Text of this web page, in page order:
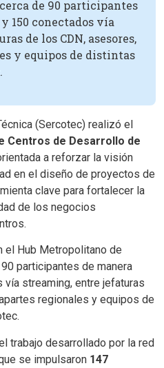
de 90 participantes
150 conectados vía
de los CDN, asesores,
y equipos de distintas
(Sercotec) realizó el
Centros de Desarrollo de
a reforzar la visión
en el diseño de proyectos de
clave para fortalecer la
de los negocios
el Hub Metropolitano de
participantes de manera
streaming, entre jefaturas
regionales y equipos de
trabajo desarrollado por la red
se impulsaron 147